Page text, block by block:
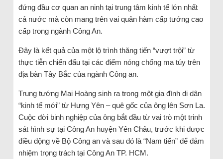
đứng đầu cơ quan an ninh tại trung tâm kinh tế lớn nhất
cả nước mà còn mang trên vai quân hàm cấp tướng cao
cấp trong ngành Công An.
Đây là kết quả của một lộ trình thăng tiến “vượt trội” từ
thực tiễn chiến đấu tại các điểm nóng chống ma túy trên
địa bàn Tây Bắc của ngành Công an.
Trung tướng Mai Hoàng sinh ra trong một gia đình di dân
“kinh tế mới” từ Hưng Yên – quê gốc của ông lên Sơn La.
Cuộc đời binh nghiệp của ông bắt đầu từ vai trò một trinh
sát hình sự tại Công An huyện Yên Châu, trước khi được
điều động về Bộ Công an và sau đó là “Nam tiến” để đảm
nhiệm trọng trách tại Công An TP. HCM.